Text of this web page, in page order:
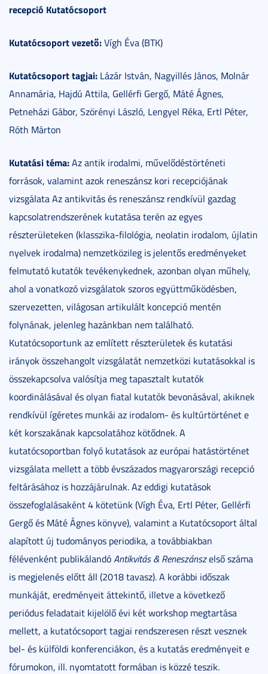
recepció Kutatócsoport
Kutatócsoport vezető:Vígh Éva (BTK)
Kutatócsoport tagjai: Lázár István, Nagyillés János, Molnár
Annamária, Hajdú Attila, Gellérfi Gergő, Máté Ágnes,
Petneházi Gábor, Szörényi László, Lengyel Réka, Ertl Péter,
Róth Márton
Kutatási téma:Az antik irodalmi, művelődéstörténeti
források, valamint azok reneszánsz kori recepciójának
vizsgálata Az antikvitás és reneszánsz rendkívül gazdag
kapcsolatrendszerének kutatása terén az egyes
részterületeken (klasszika-filológia, neolatin irodalom, újlatin
nyelvek irodalma) nemzetközileg is jelentős eredményeket
felmutató kutatók tevékenykednek, azonban olyan műhely,
ahol a vonatkozó vizsgálatok szoros együttműködésben,
szervezetten, világosan artikulált koncepció mentén
folynának, jelenleg hazánkban nem található.
Kutatócsoportunk az említett részterületek és kutatási
irányok összehangolt vizsgálatát nemzetközi kutatásokkal is
összekapcsolva valósítja meg tapasztalt kutatók
koordinálásával és olyan fiatal kutatók bevonásával, akiknek
rendkívül ígéretes munkái az irodalom- és kultúrtörténet e
két korszakának kapcsolatához kötődnek. A
kutatócsoportban folyó kutatások az európai hatástörténet
vizsgálata mellett a több évszázados magyarországi recepció
feltárásához is hozzájárulnak. Az eddigi kutatások
összefoglalásaként 4 kötetünk (Vígh Éva, Ertl Péter, Gellérfi
Gergő és Máté Ágnes könyve), valamint a Kutatócsoport által
alapított új tudományos periodika, a továbbiakban
félévenként publikálandóAntikvitás & Reneszánszelső száma
is megjelenés előtt áll (2018 tavasz). A korábbi időszak
munkáját, eredményeit áttekintő, illetve a következő
periódus feladatait kijelölő évi két workshop megtartása
mellett, a kutatócsoport tagjai rendszeresen részt vesznek
bel- és külföldi konferenciákon, és a kutatás eredményeit e
fórumokon, ill. nyomtatott formában is közzé teszik.